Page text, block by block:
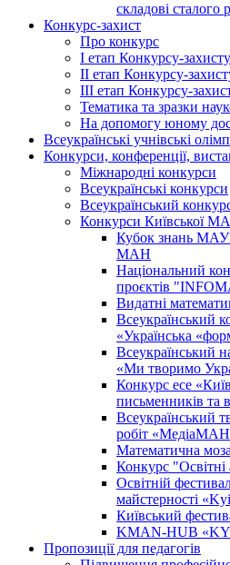
складові сталого
Конкурс-захист
Про конкурс
І етап Конкурсу-
ІІ етап Конкурсу-
ІІІ етап Конкурсу-
Тематика та зразки
На допомогу юному
Всеукраїнські учнівські
Конкурси, конференції,
Міжнародні конкурси
Всеукраїнські конкурси
Всеукраїнський
Конкурси Київської
Кубок знань
МАН
Національний
проєктів
Видатні
Всеукраїнський
«Українська
Всеукраїнський
«Ми творимо
Конкурс есе
письменників та
Всеукраїнський
робіт
Математична
Конкурс
Освітній
майстерності
Київський
KMAN-HUB
Пропозиції для педагогів